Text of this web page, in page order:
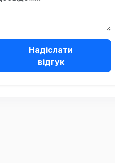
Надіслати
відгук